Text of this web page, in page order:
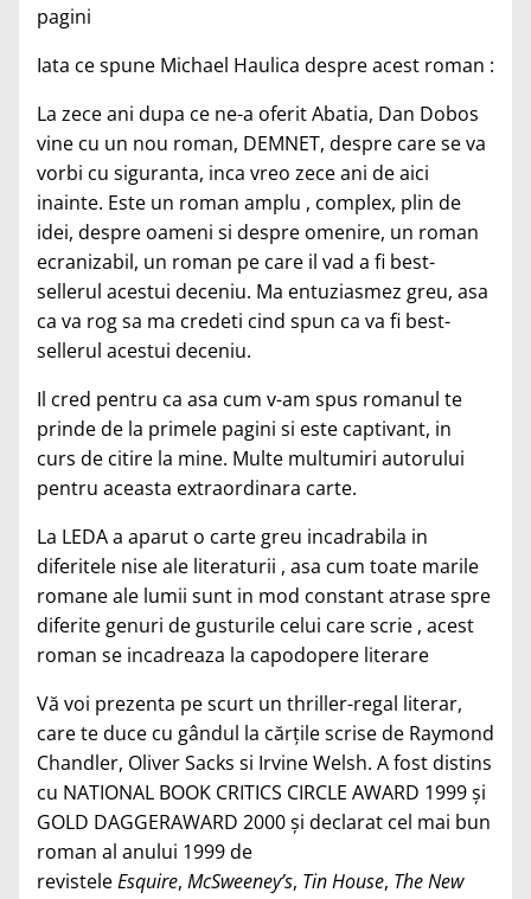
pagini
Iata ce spune Michael Haulica despre acest roman :
La zece ani dupa ce ne-a oferit Abatia, Dan Dobos
vine cu un nou roman, DEMNET, despre care se va
vorbi cu siguranta, inca vreo zece ani de aici
inainte. Este un roman amplu , complex, plin de
idei, despre oameni si despre omenire, un roman
ecranizabil, un roman pe care il vad a fi best-
sellerul acestui deceniu. Ma entuziasmez greu, asa
ca va rog sa ma credeti cind spun ca va fi best-
sellerul acestui deceniu.
Il cred pentru ca asa cum v-am spus romanul te
prinde de la primele pagini si este captivant, in
curs de citire la mine. Multe multumiri autorului
pentru aceasta extraordinara carte.
La LEDA a aparut o carte greu incadrabila in
diferitele nise ale literaturii , asa cum toate marile
romane ale lumii sunt in mod constant atrase spre
diferite genuri de gusturile celui care scrie , acest
roman se incadreaza la capodopere literare
Vă voi prezenta pe scurt un thriller-regal literar,
care te duce cu gândul la cărţile scrise de Raymond
Chandler, Oliver Sacks si Irvine Welsh. A fost distins
cu NATIONAL BOOK CRITICS CIRCLE AWARD 1999 şi
GOLD DAGGERAWARD 2000şi declarat cel mai bun
roman al anului 1999 de
revisteleEsquire, McSweeney’s, Tin House, The New